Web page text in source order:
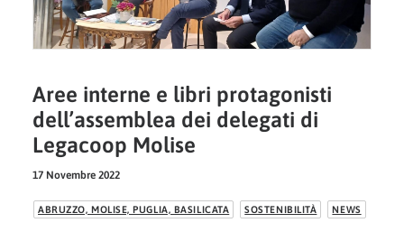
Aree interne e libri protagonisti
dell’assemblea dei delegati di
Legacoop Molise
17 Novembre 2022
ABRUZZO, MOLISE, PUGLIA, BASILICATA SOSTENIBILITÀ NEWS